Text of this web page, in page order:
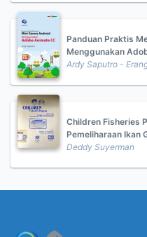
Panduan Praktis
Menggunakan
Ardy Saputro -
Children Fisheries
Pemeliharaan Ikan
Deddy Suyerman